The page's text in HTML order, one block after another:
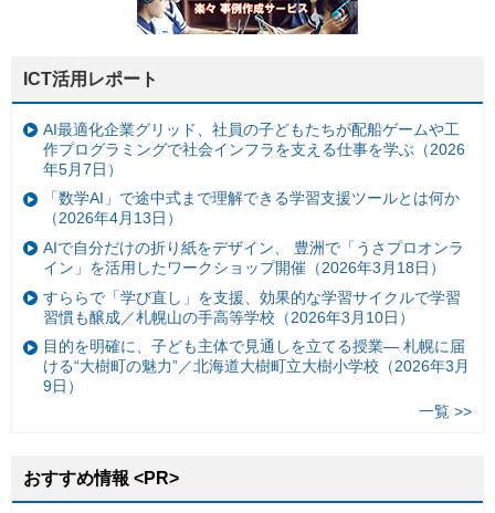
ICT活用レポート
AI最適化企業グリッド、社員の子どもたちが配船ゲームや工
作プログラミングで社会インフラを支える仕事を学ぶ（2026
年5月7日）
「数学AI」で途中式まで理解できる学習支援ツールとは何か
（2026年4月13日）
AIで自分だけの折り紙をデザイン、 豊洲で「うさプロオンラ
イン」を活用したワークショップ開催（2026年3月18日）
すららで「学び直し」を支援、効果的な学習サイクルで学習
習慣も醸成／札幌山の手高等学校（2026年3月10日）
目的を明確に、子ども主体で見通しを立てる授業— 札幌に届
ける“大樹町の魅力”／北海道大樹町立大樹小学校（2026年3月
9日）
一覧 >>
おすすめ情報 <PR>